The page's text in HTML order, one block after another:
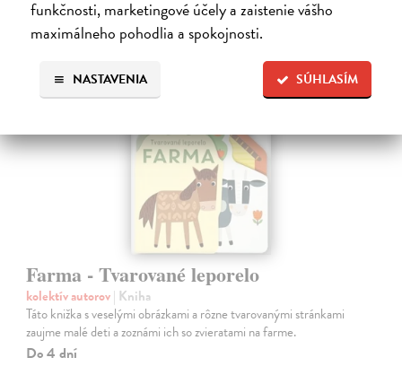
funkčnosti, marketingové účely a zaistenie vášho
maximálneho pohodlia a spokojnosti.
SÚHLASÍM
NASTAVENIA
Farma - Tvarované leporelo
kolektív autorov| Kniha
Táto knižka s veselými obrázkami a rôzne tvarovanými stránkami
zaujme malé deti a zoznámi ich so zvieratami na farme.
Do 4 dní